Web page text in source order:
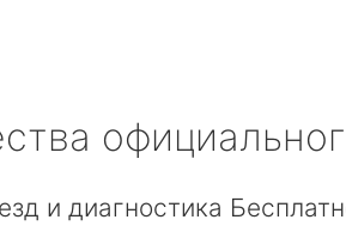
и диагностика